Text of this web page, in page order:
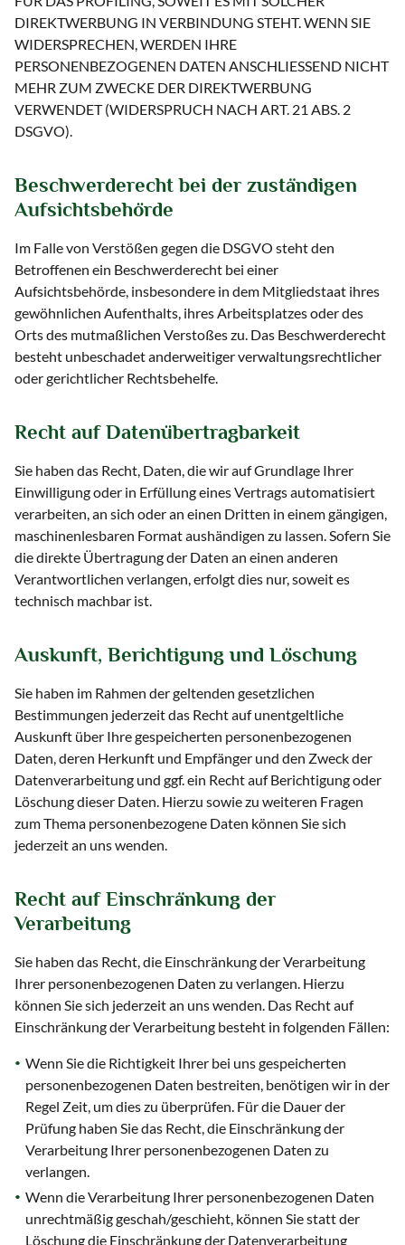
DIREKTWERBUNG IN VERBINDUNG STEHT. WENN SIE
WIDERSPRECHEN, WERDEN IHRE
PERSONENBEZOGENEN DATEN ANSCHLIESSEND NICHT
MEHR ZUM ZWECKE DER DIREKTWERBUNG
VERWENDET (WIDERSPRUCH NACH ART. 21 ABS. 2
DSGVO).
Beschwerde­recht bei der zuständigen
Aufsichts­behörde
Im Falle von Verstößen gegen die DSGVO steht den
Betroffenen ein Beschwerderecht bei einer
Aufsichtsbehörde, insbesondere in dem Mitgliedstaat ihres
gewöhnlichen Aufenthalts, ihres Arbeitsplatzes oder des
Orts des mutmaßlichen Verstoßes zu. Das Beschwerderecht
besteht unbeschadet anderweitiger verwaltungsrechtlicher
oder gerichtlicher Rechtsbehelfe.
Recht auf Daten­übertrag­barkeit
Sie haben das Recht, Daten, die wir auf Grundlage Ihrer
Einwilligung oder in Erfüllung eines Vertrags automatisiert
verarbeiten, an sich oder an einen Dritten in einem gängigen,
maschinenlesbaren Format aushändigen zu lassen. Sofern Sie
die direkte Übertragung der Daten an einen anderen
Verantwortlichen verlangen, erfolgt dies nur, soweit es
technisch machbar ist.
Auskunft, Berichtigung und Löschung
Sie haben im Rahmen der geltenden gesetzlichen
Bestimmungen jederzeit das Recht auf unentgeltliche
Auskunft über Ihre gespeicherten personenbezogenen
Daten, deren Herkunft und Empfänger und den Zweck der
Datenverarbeitung und ggf. ein Recht auf Berichtigung oder
Löschung dieser Daten. Hierzu sowie zu weiteren Fragen
zum Thema personenbezogene Daten können Sie sich
jederzeit an uns wenden.
Recht auf Einschränkung der
Verarbeitung
Sie haben das Recht, die Einschränkung der Verarbeitung
Ihrer personenbezogenen Daten zu verlangen. Hierzu
können Sie sich jederzeit an uns wenden. Das Recht auf
Einschränkung der Verarbeitung besteht in folgenden Fällen:
Wenn Sie die Richtigkeit Ihrer bei uns gespeicherten
personenbezogenen Daten bestreiten, benötigen wir in der
Regel Zeit, um dies zu überprüfen. Für die Dauer der
Prüfung haben Sie das Recht, die Einschränkung der
Verarbeitung Ihrer personenbezogenen Daten zu
verlangen.
Wenn die Verarbeitung Ihrer personenbezogenen Daten
unrechtmäßig geschah/geschieht, können Sie statt der
Löschung die Einschränkung der Datenverarbeitung